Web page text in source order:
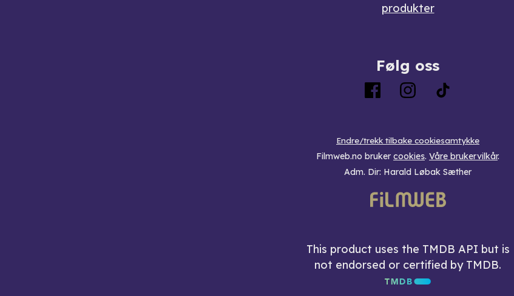
produkter
Følg oss
Endre/trekk tilbake cookiesamtykke
Filmweb.no bruker cookies. Våre brukervilkår.
Adm. Dir: Harald Løbak Sæther
This product uses the TMDB API but is
not endorsed or certified by TMDB.